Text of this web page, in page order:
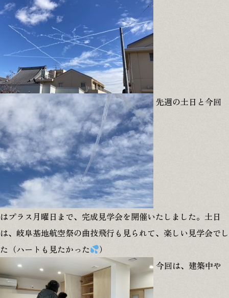
本社
〒509-1431 岐阜県加茂郡白川町黒川2478-6
江南営業所
〒483-8043 愛知県江南市江森町南152
© 2025 MINOWA Inc. All rights reserved.
先週の土日と今回
はプラス月曜日まで、完成見学会を開催いたしました。土日
は、岐阜基地航空祭の曲技飛行も見られて、楽しい見学会でし
た（ハートも見たかった
）
今回は、建築中や